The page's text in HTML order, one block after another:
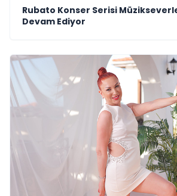
Rubato Konser Serisi
Devam Ediyor